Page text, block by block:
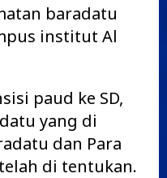
baradatu
institut Al
paud ke SD,
yang di
dan Para
di tentukan.